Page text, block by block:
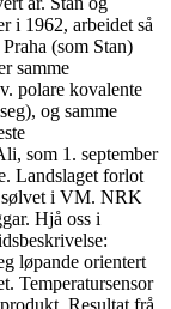
i 1962, arbeidet så
(som Stan)
samme
polare kovalente
og samme
som 1. september
Landslaget forlot
sølvet i VM. NRK
Hjå oss i
løpande orientert
Temperatursensor